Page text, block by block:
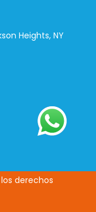
Heights, NY
derechos